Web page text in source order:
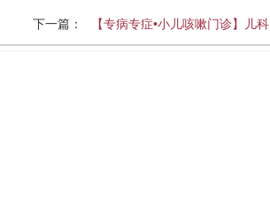
下一篇： 【专病专症•小儿咳嗽门诊】儿科